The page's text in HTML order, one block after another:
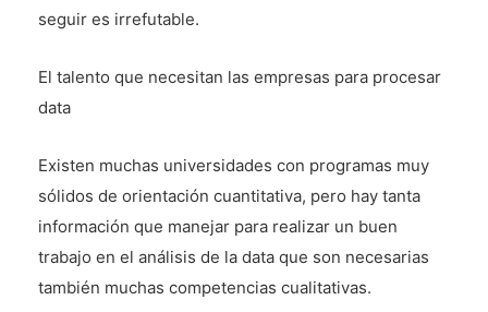
seguir es irrefutable.
El talento que necesitan las empresas para procesar
data
Existen muchas universidades con programas muy
sólidos de orientación cuantitativa, pero hay tanta
información que manejar para realizar un buen
trabajo en el análisis de la data que son necesarias
también muchas competencias cualitativas.